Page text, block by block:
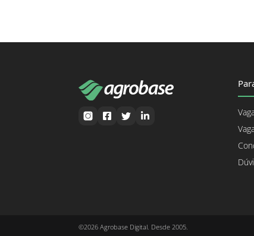
©2026 Agrobase Digital. Desde 2005.